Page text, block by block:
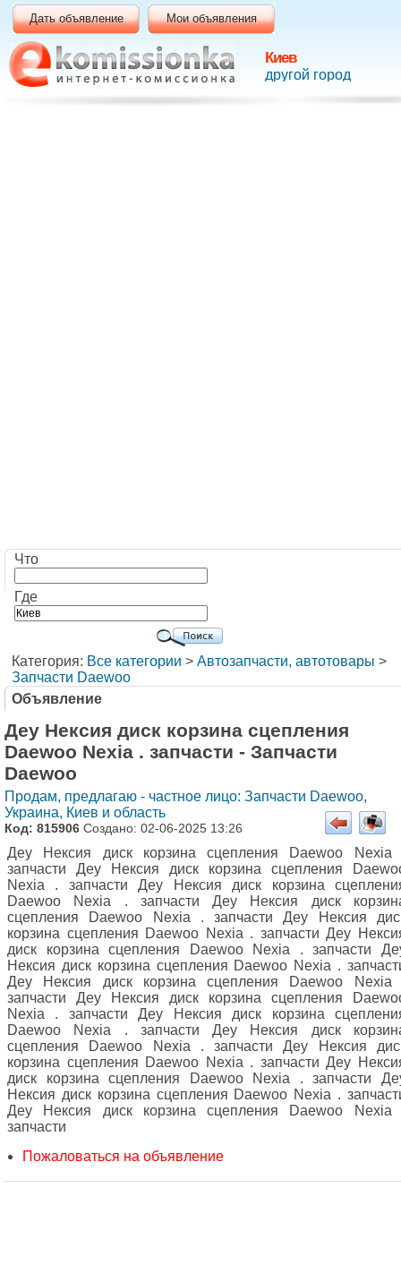
Киев
другой город
Дать объявление Мои объявления
Что
Где
Категория: Все категории > Автозапчасти, автотовары >
Запчасти Daewoo
Объявление
Деу Нексия диск корзина сцепления
Daewoo Nexia . запчасти - Запчасти
Daewoo
Продам, предлагаю - частное лицо: Запчасти Daewoo,
Украина, Киев и область
Код: 815906 Создано: 02-06-2025 13:26
Деу Нексия диск корзина сцепления Daewoo Nexia
запчасти Деу Нексия диск корзина сцепления
Nexia . запчасти Деу Нексия диск корзина
Daewoo Nexia . запчасти Деу Нексия диск
сцепления Daewoo Nexia . запчасти Деу Нексия
корзина сцепления Daewoo Nexia . запчасти Деу
диск корзина сцепления Daewoo Nexia . запчасти
Нексия диск корзина сцепления Daewoo Nexia .
Деу Нексия диск корзина сцепления Daewoo Nexia
запчасти Деу Нексия диск корзина сцепления
Nexia . запчасти Деу Нексия диск корзина
Daewoo Nexia . запчасти Деу Нексия диск
сцепления Daewoo Nexia . запчасти Деу Нексия
корзина сцепления Daewoo Nexia . запчасти Деу
диск корзина сцепления Daewoo Nexia . запчасти
Нексия диск корзина сцепления Daewoo Nexia .
Деу Нексия диск корзина сцепления Daewoo Nexia
запчасти
Пожаловаться на объявление